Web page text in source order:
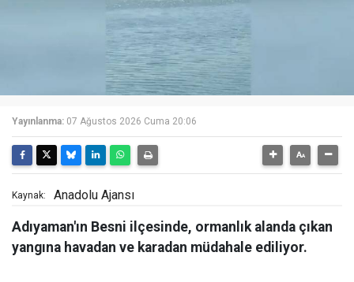
Yayınlanma: 07 Ağustos 2026 Cuma 20:06
Kaynak: Anadolu Ajansı
Adıyaman'ın Besni ilçesinde, ormanlık alanda çıkan
yangına havadan ve karadan müdahale ediliyor.